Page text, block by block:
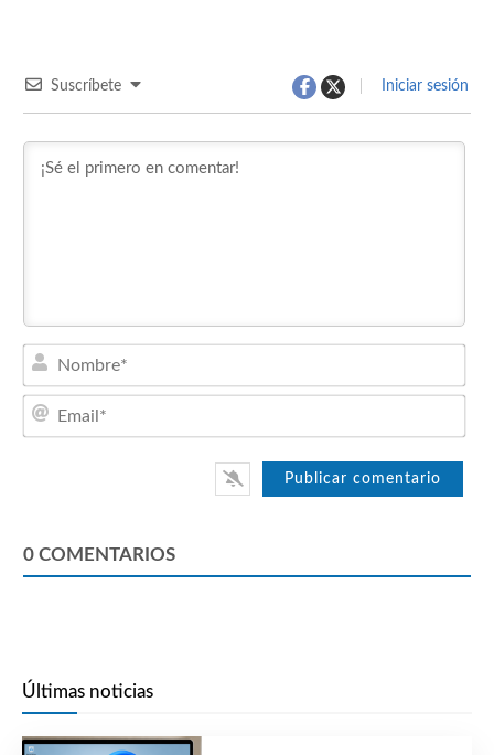
Suscríbete Iniciar sesión
0 COMENTARIOS
Últimas noticias